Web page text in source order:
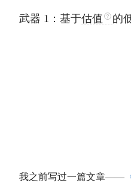
武器 1：基于估值 的
我之前写过一篇文章——